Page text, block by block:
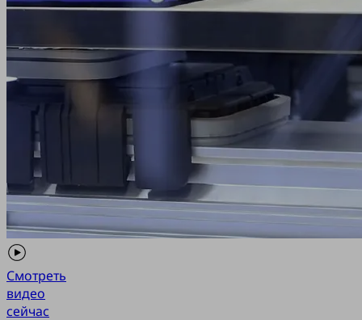
Смотреть
видео
сейчас